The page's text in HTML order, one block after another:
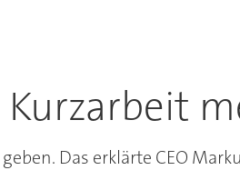
Das erklärte CEO